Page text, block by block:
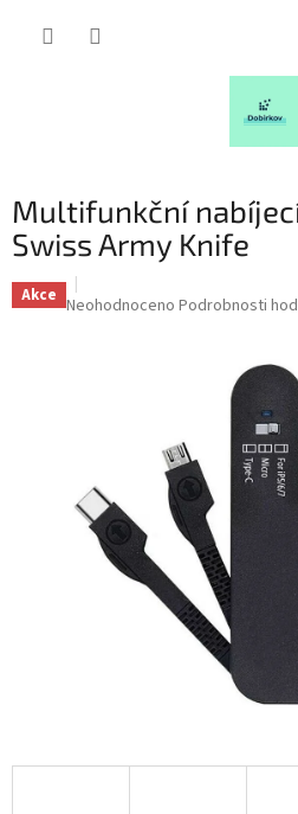
Multifunkční
Swiss Army Knife
Akce Průměrné
Neohodnoceno Podrobnosti